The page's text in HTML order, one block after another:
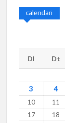
calendari
Dl Dt
3
4
10
11
17
18